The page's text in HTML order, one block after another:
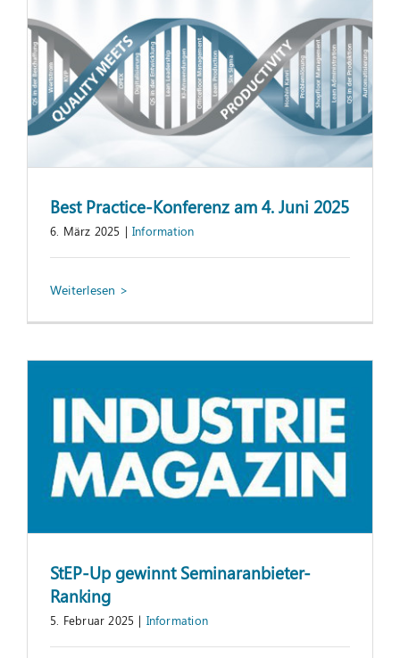
Best Practice-Konferenz am 4. Juni 2025
6. März 2025 | Information
Information
StEP-Up gewinnt Seminaranbieter-
Ranking
5. Februar 2025 | Information